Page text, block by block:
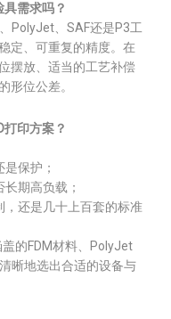
需求吗？
PolyJet、SAF还是P3工
定、可重复的精度。在
摆放、适当的工艺补偿
形位公差。
印方案？
保护；
期高负载；
，还是几十上百套的标准
的FDM材料、PolyJet
晰地选出合适的设备与